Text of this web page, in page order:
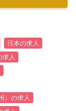
日本の求人
人
）の求人